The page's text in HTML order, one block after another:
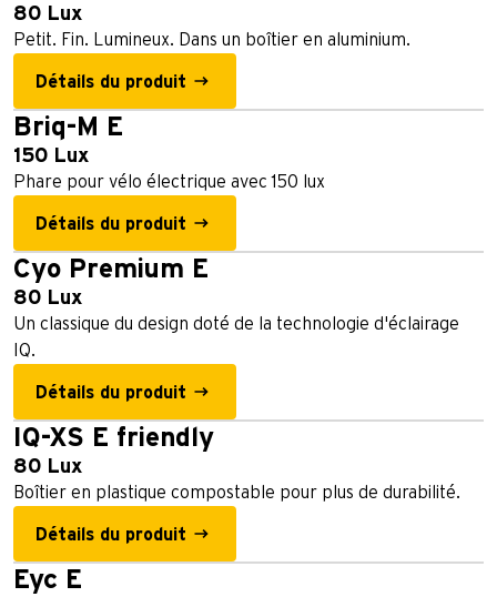
80 Lux
Petit. Fin. Lumineux. Dans un boîtier en aluminium.
Détails du produit
Briq-M E
150 Lux
Phare pour vélo électrique avec 150 lux
Détails du produit
Cyo Premium E
80 Lux
Un classique du design doté de la technologie d'éclairage
IQ.
Détails du produit
IQ-XS E friendly
80 Lux
Boîtier en plastique compostable pour plus de durabilité.
Détails du produit
Eyc E